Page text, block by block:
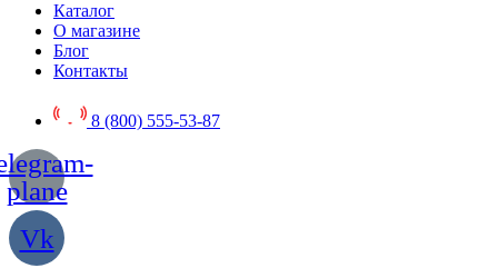
Каталог
О магазине
Блог
Контакты
8 (800) 555-53-87
plane
Vk